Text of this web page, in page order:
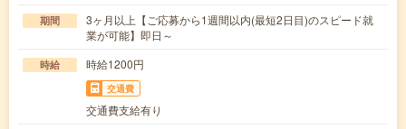
期間
3ヶ月以上【ご応募から1週間以内(最短2日目)のスピード就
業が可能】即日～
時給 時給1200円
交通費
交通費支給有り